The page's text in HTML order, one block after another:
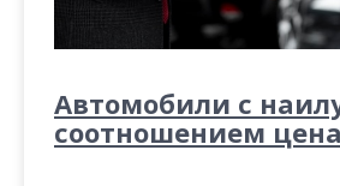
Автомобили с
соотношением